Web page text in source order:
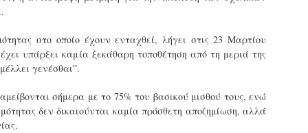
στο οποίο έχουν ενταχθεί, λήγει στις 23 Μαρτίου
υπάρξει καμία ξεκάθαρη τοποθέτηση από τη μεριά της
γενέσθαι”.
σήμερα με το 75% του βασικού μισθού τους, ενώ
δεν δικαιούνται καμία πρόσθετη αποζημίωση, αλλά
Φωτογραφικό ρεπορτάζ
μέρες ζει ο "οργανισμός" της Δημοτικής Αστυνομίας!
έχουν να γίνουν από το 2010. Δεκαέξι ολόκληρα
Και βέβαια, ακόμη και με αυτές τις προσλήψεις, δεν
ούτε τα 2/3 των Δημοτικών Αστυνομικών που
του σημερινού πρωθυπουργού Κυριάκου Μητσοτάκη. Ας